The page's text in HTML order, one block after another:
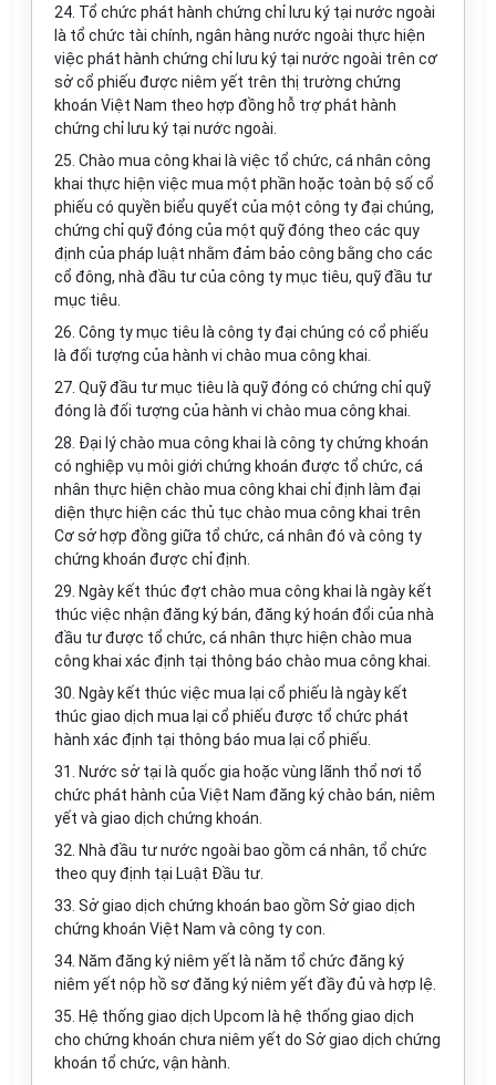
24. Tổ chức phát hành chứng chỉ lưu ký tại nước ngoài
là tổ chức tài chính, ngân hàng nước ngoài thực hiện
việc phát hành chứng chỉ lưu ký tại nước ngoài trên cơ
sở cổ phiếu được niêm yết trên thị trường chứng
khoán Việt Nam theo hợp đồng hỗ trợ phát hành
chứng chỉ lưu ký tại nước ngoài.
25. Chào mua công khai là việc tổ chức, cá nhân công
khai thực hiện việc mua một phần hoặc toàn bộ số cổ
phiếu có quyền biểu quyết của một công ty đại chúng,
chứng chỉ quỹ đóng của một quỹ đóng theo các quy
định của pháp luật nhằm đảm bảo công bằng cho các
cổ đông, nhà đầu tư của công ty mục tiêu, quỹ đầu tư
mục tiêu.
26. Công ty mục tiêu là công ty đại chúng có cổ phiếu
là đối tượng của hành vi chào mua công khai.
27. Quỹ đầu tư mục tiêu là quỹ đóng có chứng chỉ quỹ
đóng là đối tượng của hành vi chào mua công khai.
28. Đại lý chào mua công khai là công ty chứng khoán
có nghiệp vụ môi giới chứng khoán được tổ chức, cá
nhân thực hiện chào mua công khai chỉ định làm đại
diện thực hiện các thủ tục chào mua công khai trên
Cơ sở hợp đồng giữa tổ chức, cá nhân đó và công ty
chứng khoán được chỉ định.
29. Ngày kết thúc đợt chào mua công khai là ngày kết
thúc việc nhận đăng ký bán, đăng ký hoán đổi của nhà
đầu tư được tổ chức, cá nhân thực hiện chào mua
công khai xác định tại thông báo chào mua công khai.
30. Ngày kết thúc việc mua lại cổ phiếu là ngày kết
thúc giao dịch mua lại cổ phiếu được tổ chức phát
hành xác định tại thông báo mua lại cổ phiếu.
31. Nước sở tại là quốc gia hoặc vùng lãnh thổ nơi tổ
chức phát hành của Việt Nam đăng ký chào bán, niêm
yết và giao dịch chứng khoán.
32. Nhà đầu tư nước ngoài bao gồm cá nhân, tổ chức
theo quy định tại Luật Đầu tư.
33. Sở giao dịch chứng khoán bao gồm Sở giao dịch
chứng khoán Việt Nam và công ty con.
34. Năm đăng ký niêm yết là năm tổ chức đăng ký
niêm yết nộp hồ sơ đăng ký niêm yết đầy đủ và hợp lệ.
35. Hệ thống giao dịch Upcom là hệ thống giao dịch
cho chứng khoán chưa niêm yết do Sở giao dịch chứng
khoán tổ chức, vận hành.